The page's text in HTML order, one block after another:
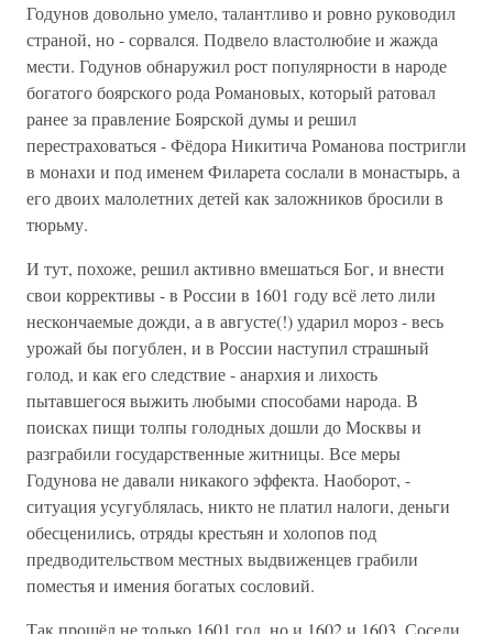
Годунов довольно умело, талантливо и ровно руководил
страной, но - сорвался. Подвело властолюбие и жажда
мести. Годунов обнаружил рост популярности в народе
богатого боярского рода Романовых, который ратовал
ранее за правление Боярской думы и решил
перестраховаться - Фёдора Никитича Романова постригли
в монахи и под именем Филарета сослали в монастырь, а
его двоих малолетних детей как заложников бросили в
тюрьму.
И тут, похоже, решил активно вмешаться Бог, и внести
свои коррективы - в России в 1601 году всё лето лили
нескончаемые дожди, а в августе(!) ударил мороз - весь
урожай бы погублен, и в России наступил страшный
голод, и как его следствие - анархия и лихость
пытавшегося выжить любыми способами народа. В
поисках пищи толпы голодных дошли до Москвы и
разграбили государственные житницы. Все меры
Годунова не давали никакого эффекта. Наоборот, -
ситуация усугублялась, никто не платил налоги, деньги
обесценились, отряды крестьян и холопов под
предводительством местных выдвиженцев грабили
поместья и имения богатых сословий.
Так прошёл не только 1601 год, но и 1602 и 1603. Соседи